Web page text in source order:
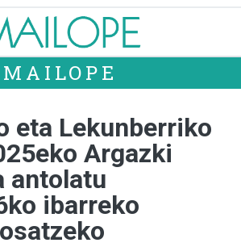
MAILOPE
eta Lekunberriko
Argazki
antolatu
ibarreko